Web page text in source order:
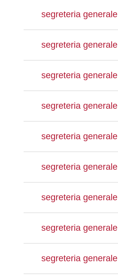
segreteria generale
segreteria generale
segreteria generale
segreteria generale
segreteria generale
segreteria generale
segreteria generale
segreteria generale
segreteria generale